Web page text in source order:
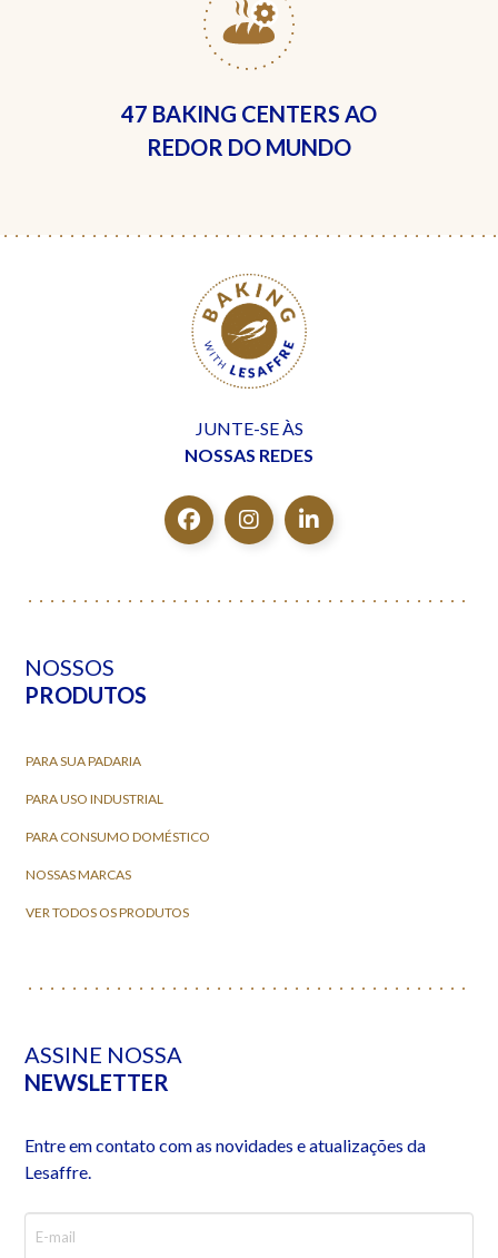
47 BAKING CENTERS AO
REDOR DO MUNDO
JUNTE-SE ÀS
NOSSAS REDES
NOSSOS
PRODUTOS
PARA SUA PADARIA
PARA USO INDUSTRIAL
PARA CONSUMO DOMÉSTICO
NOSSAS MARCAS
VER TODOS OS PRODUTOS
ASSINE NOSSA
NEWSLETTER
Entre em contato com as novidades e atualizações da
Lesaffre.